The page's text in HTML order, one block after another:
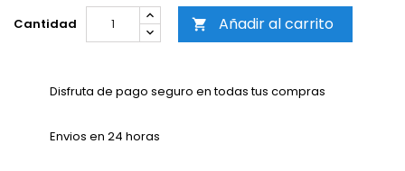
Cantidad  Añadir al carrito
Disfruta de pago seguro en todas tus compras
Envios en 24 horas